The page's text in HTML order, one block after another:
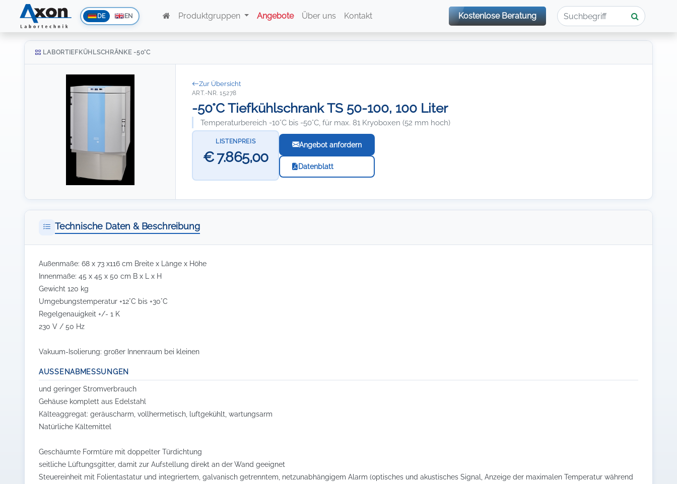
DE EN Produktgruppen Angebote Über uns Kontakt Kostenlose Beratung
LABORTIEFKÜHLSCHRÄNKE -50°C
Zur Übersicht
ART.-NR. 15278
-50°C Tiefkühlschrank TS 50-100, 100 Liter
Temperaturbereich -10°C bis -50°C, für max. 81 Kryoboxen (52 mm hoch)
LISTENPREIS
€ 7.865,00
Angebot anfordern
Datenblatt
Technische Daten & Beschreibung
Außenmaße: 68 x 73 x116 cm Breite x Länge x Höhe
Innenmaße: 45 x 45 x 50 cm B x L x H
Gewicht 120 kg
Umgebungstemperatur +12°C bis +30°C
Regelgenauigkeit +/- 1 K
230 V / 50 Hz
Vakuum-Isolierung: großer Innenraum bei kleinen
AUSSENABMESSUNGEN
und geringer Stromverbrauch
Gehäuse komplett aus Edelstahl
Kälteaggregat: geräuscharm, vollhermetisch, luftgekühlt, wartungsarm
Natürliche Kältemittel
Geschäumte Formtüre mit doppelter Türdichtung
seitliche Lüftungsgitter, damit zur Aufstellung direkt an der Wand geeignet
Steuereinheit mit Folientastatur und integriertem, galvanisch getrenntem, netzunabhängigem Alarm (optisches und akustisches Signal, Anzeige der maximalen Temperatur während